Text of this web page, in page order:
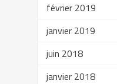
février 2019
janvier 2019
juin 2018
janvier 2018